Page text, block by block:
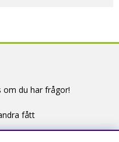
du har frågor!
fått